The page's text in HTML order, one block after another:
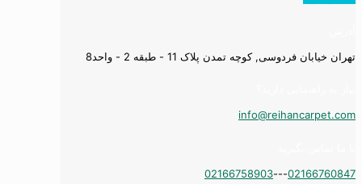
تهران خیابان فردوسی, کوچه تمدن پلاک 11 - طبقه 2 - واحد8
info@reihancarpet.com
02166760847
---
02166758903